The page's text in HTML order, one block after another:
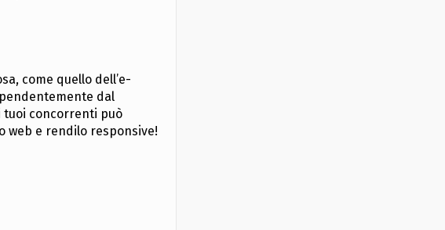
come quello dell’e-
dal
tuoi concorrenti può
e rendilo responsive!